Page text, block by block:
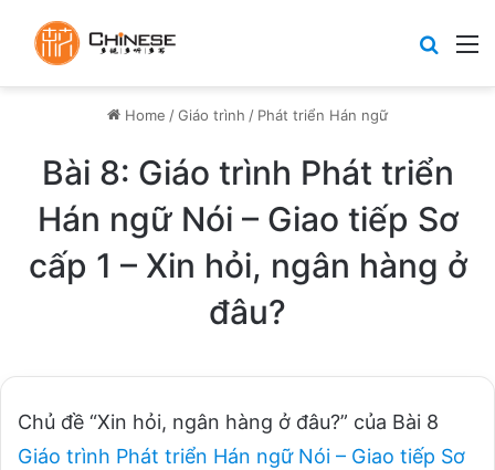
Home /Giáo trình / Phát triển Hán ngữ
Bài 8: Giáo trình Phát triển
Hán ngữ Nói – Giao tiếp Sơ
cấp 1 – Xin hỏi, ngân hàng ở
đâu?
Chủ đề “Xin hỏi, ngân hàng ở đâu?” của Bài 8
Giáo trình Phát triển Hán ngữ Nói – Giao tiếp Sơ